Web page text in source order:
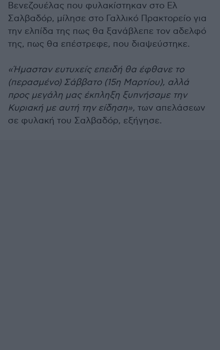
Βενεζουέλας που φυλακίστηκαν στο Ελ
Σαλβαδόρ, μίλησε στο Γαλλικό Πρακτορείο για
την ελπίδα της πως θα ξανάβλεπε τον αδελφό
της, πως θα επέστρεφε, που διαψεύστηκε.
«Ήμασταν ευτυχείς επειδή θα έφθανε το
(περασμένο) Σάββατο (15η Μαρτίου), αλλά
προς μεγάλη μας έκπληξη ξυπνήσαμε την
Κυριακή με αυτή την είδηση», των απελάσεων
σε φυλακή του Σαλβαδόρ, εξήγησε.